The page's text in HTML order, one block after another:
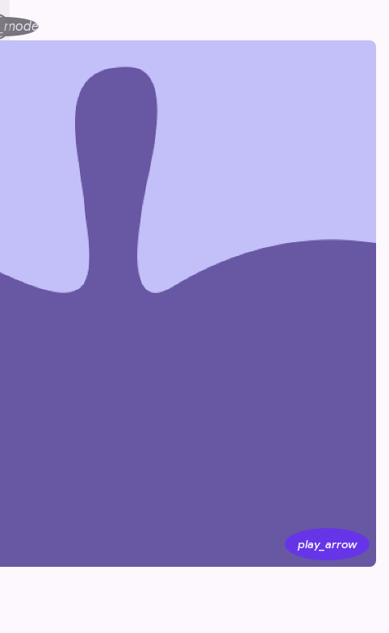
Toggle UI Mode between Dark and Light Mode
play_arrow